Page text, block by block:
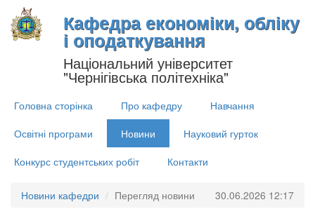
Кафедра економіки, обліку
і оподаткування
Національний університет
"Чернігівська політехніка"
Головна сторінка Про кафедру
Навчання
Освітні програми
Новини
Науковий гурток
Конкурс студентських робіт
Контакти
Новини кафедри Перегляд новини 30.06.2026 12:17